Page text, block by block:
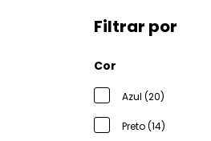
Filtrar por
Cor
Azul (20)
Preto (14)